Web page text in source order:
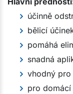
účinně
bělicí
pomáhá
snadná
vhodný pro
pro